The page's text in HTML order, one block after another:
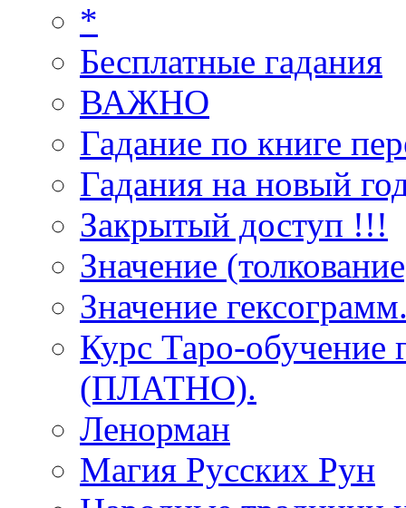
*
Бесплатные гадания
ВАЖНО
Гадание по книге
Гадания на новый
Закрытый доступ !!!
Значение
Значение
Курс Таро-обучение
(ПЛАТНО).
Ленорман
Магия Русских Рун